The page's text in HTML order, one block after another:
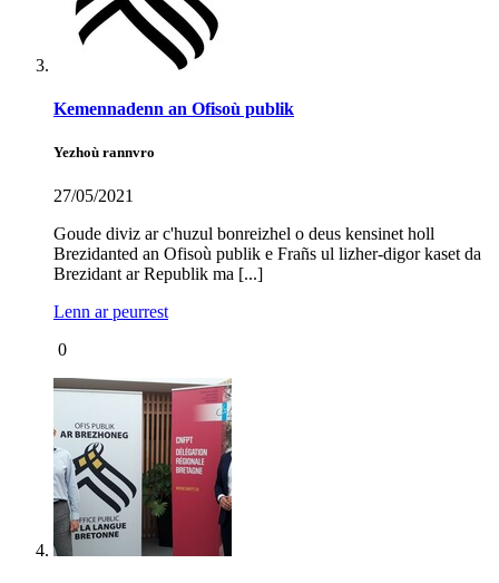
Kemennadenn an Ofisoù publik
Yezhoù rannvro
27/05/2021
Goude diviz ar c'huzul bonreizhel o deus kensinet holl
Brezidanted an Ofisoù publik e Frañs ul lizher-digor kaset da
Brezidant ar Republik ma [...]
Lenn ar peurrest
0